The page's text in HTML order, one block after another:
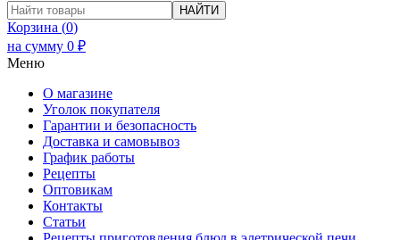
НАЙТИ
Корзина (0)
на сумму 0 ₽
Меню
О магазине
Уголок покупателя
Гарантии и безопасность
Доставка и самовывоз
График работы
Рецепты
Оптовикам
Контакты
Статьи